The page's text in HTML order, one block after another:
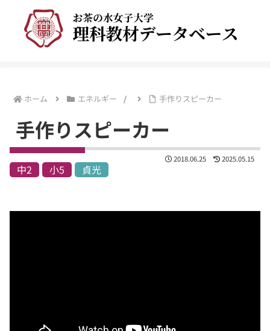
ホーム エネルギー 手作りスピーカー
手作りスピーカー
2018.06.25 2025.05.15
中2 小5 貞光